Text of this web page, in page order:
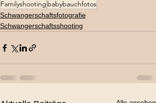
Familyshooting babybauchfotos
Schwangerschaftsfotografie
Schwangerschaftsshooting